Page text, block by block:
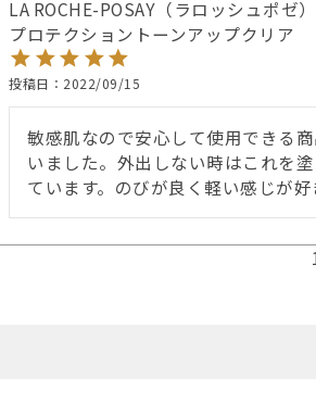
LA ROCHE-POSAY（ラロッシュポゼ
プロテクショントーンアップクリア
投稿日 2022/09/15
敏感肌なので安心して使用できる
いました。外出しない時はこれを
ています。のびが良く軽い感じが好